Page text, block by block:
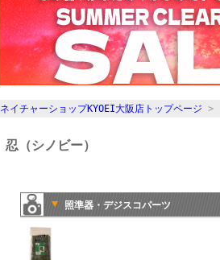
ネイチャーショップKYOEI大阪店トップページ >
忍（シノビー）
照準器・デジスコパーツ